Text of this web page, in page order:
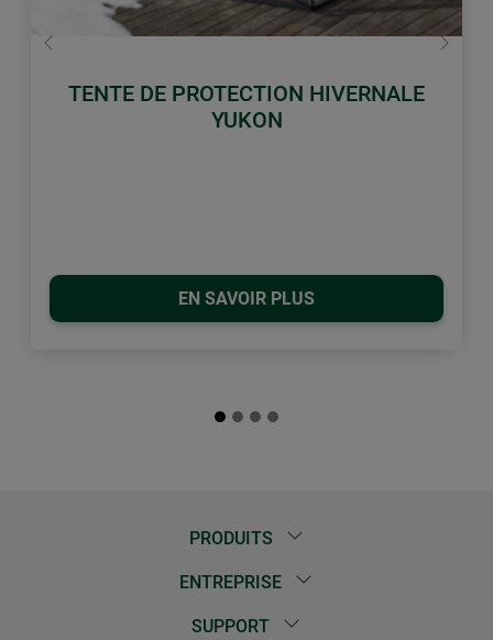
TENTE DE PROTECTION HIVERNALE
YUKON
EN SAVOIR PLUS
retour
PRODUITS
ENTREPRISE
SUPPORT